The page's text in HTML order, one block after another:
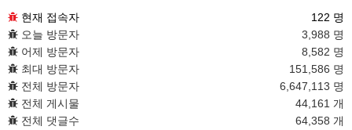
현재 접속자
122 명
오늘 방문자
3,988 명
어제 방문자
8,582 명
최대 방문자
151,586 명
전체 방문자
6,647,113 명
전체 게시물
44,161 개
전체 댓글수
64,358 개